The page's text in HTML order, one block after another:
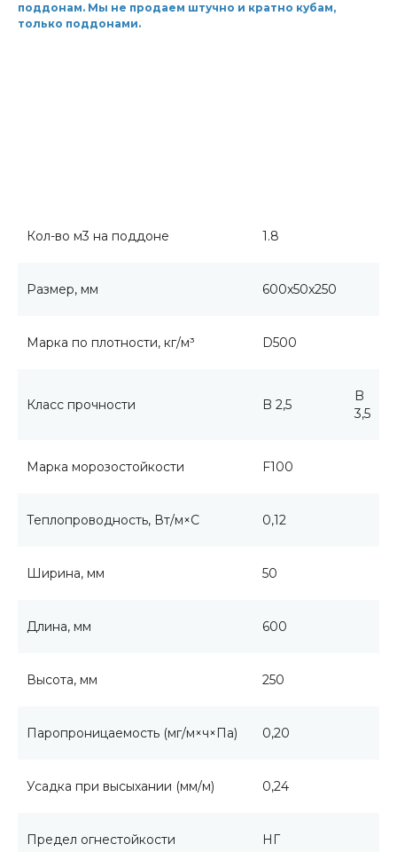
поддонам. Мы не продаем штучно и кратно кубам,
только поддонами.
Кол-во м3 на поддоне 1.8
Размер, мм 600x50x250
Марка по плотности, кг/м³ D500
Класс прочности B 2,5
B
3,5
Марка морозостойкости F100
Теплопроводность, Вт/м×С 0,12
Ширина, мм 50
Длина, мм 600
Высота, мм 250
Паропроницаемость (мг/м×ч×Па) 0,20
Усадка при высыхании (мм/м) 0,24
Предел огнестойкости НГ